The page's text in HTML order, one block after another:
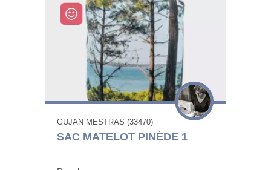
GUJAN MESTRAS (33470)
SAC MATELOT PINÈDE 1